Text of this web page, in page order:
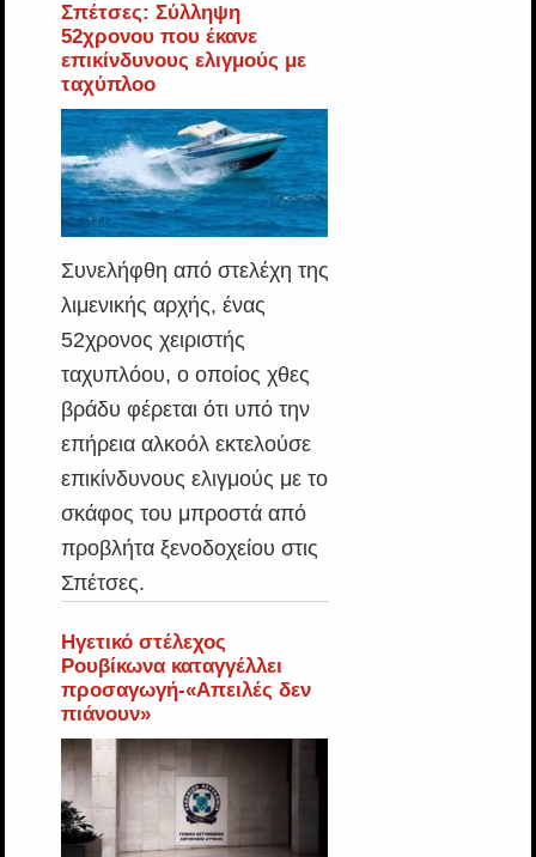
Σπέτσες: Σύλληψη
52χρονου που έκανε
επικίνδυνους ελιγμούς με
ταχύπλοο
Συνελήφθη από στελέχη της
λιμενικής αρχής, ένας
52χρονος χειριστής
ταχυπλόου, ο οποίος χθες
βράδυ φέρεται ότι υπό την
επήρεια αλκοόλ εκτελούσε
επικίνδυνους ελιγμούς με το
σκάφος του μπροστά από
προβλήτα ξενοδοχείου στις
Σπέτσες.
Ηγετικό στέλεχος
Ρουβίκωνα καταγγέλλει
προσαγωγή-«Απειλές δεν
πιάνουν»